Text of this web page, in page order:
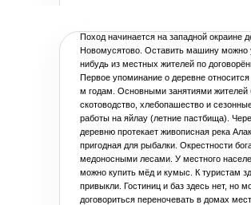
Поход начинается на западной окраине
Новомусятово. Оставить машину можно
нибудь из местных жителей по
Первое упоминание о деревне относится
м годам. Основными занятиями жителей
скотоводство, хлебопашество и
работы на яйлау (летние пастбища).
деревню протекает живописная река
пригодная для рыбалки. Окрестности
медоносными лесами. У местного
можно купить мёд и кумыс. К туристам
привыкли. Гостиниц и баз здесь нет, но
договориться переночевать в домах